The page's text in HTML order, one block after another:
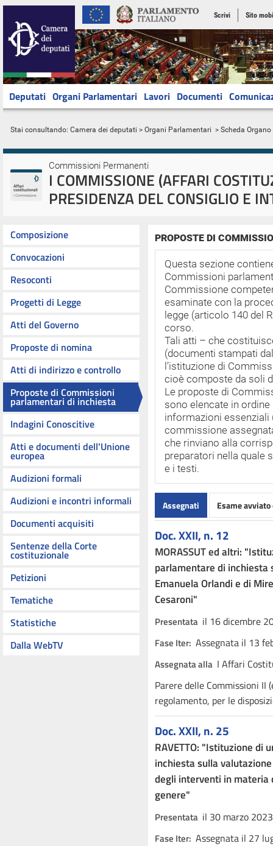
Scrivi Sito
Deputati Organi Parlamentari Lavori Documenti
Stai consultando: Camera dei deputati > Organi Parlamentari > Scheda Organo
Commissioni Permanenti
I COMMISSIONE (AFFARI
PRESIDENZA DEL CONSIGLIO E
Composizione
Convocazioni
Resoconti
Progetti di Legge
Atti del Governo
Proposte di nomina
Atti di indirizzo e controllo
Proposte di Commissioni
parlamentari di inchiesta
Indagini Conoscitive
Atti e documenti dell'Unione
europea
Audizioni formali
Audizioni e incontri informali
Documenti acquisiti
Sentenze della Corte
costituzionale
Petizioni
Tematiche
Statistiche
Dalla WebTV
PROPOSTE DI
Questa sezione
Commissioni
Commissione
esaminate con la
legge (articolo 140 del
corso.
Tali atti – che
(documenti stampati
l’istituzione di
cioè composte da soli
Le proposte di
sono elencate in
informazioni essenziali
commissione
che rinviano alla
preparatori nella quale
e i testi.
Assegnati Esame
Doc. XXII, n. 12
MORASSUT ed altri:
parlamentare di inchiesta
Emanuela Orlandi e di
Cesaroni"
Presentata il 16 dicembre
Fase Iter: Assegnata il 13
Assegnata alla I Affari
Parere delle Commissioni II
regolamento, per le
Doc. XXII, n. 25
RAVETTO: "Istituzione di
inchiesta sulla
degli interventi in
genere"
Presentata il 30 marzo 2023
Fase Iter: Assegnata il 27